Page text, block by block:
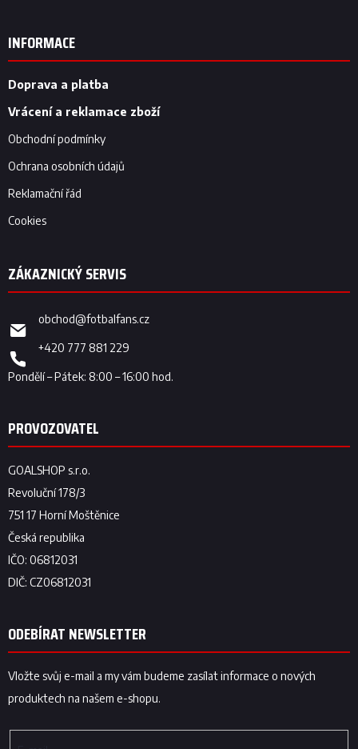
INFORMACE
Doprava a platba
Vrácení a reklamace zboží
Obchodní podmínky
Ochrana osobních údajů
Reklamační řád
Cookies
obchod@fotbalfans.cz
+420 777 881 229
ODEBÍRAT NEWSLETTER
Vložte svůj e-mail a my vám budeme zasílat informace o nových
produktech na našem e-shopu.